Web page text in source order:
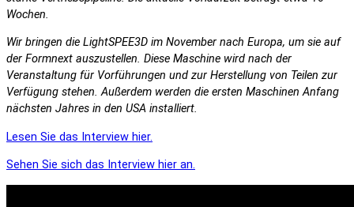
Wochen.
Wir bringen die LightSPEE3D im November nach Europa, um sie auf
der Formnext auszustellen. Diese Maschine wird nach der
Veranstaltung für Vorführungen und zur Herstellung von Teilen zur
Verfügung stehen. Außerdem werden die ersten Maschinen Anfang
nächsten Jahres in den USA installiert.
Lesen Sie das Interview hier.
Sehen Sie sich das Interview hier an.